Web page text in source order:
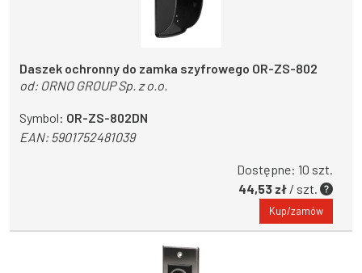
Daszek ochronny do zamka szyfrowego OR-ZS-802
od: ORNO GROUP Sp. z o.o.
Symbol: OR-ZS-802DN
EAN:5901752481039
Dostępne: 10 szt.
44,53 zł / szt.
Kup/zamów